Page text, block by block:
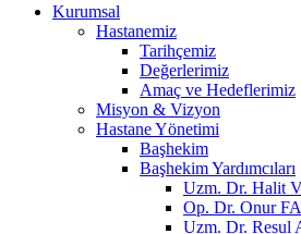
Kurumsal
Hastanemiz
Tarihçemiz
Değerlerimiz
Amaç ve Hedeflerimiz
Misyon & Vizyon
Hastane Yönetimi
Başhekim
Başhekim Yardımcıları
Uzm. Dr. Halit
Op. Dr. Onur
Uzm. Dr. Resul